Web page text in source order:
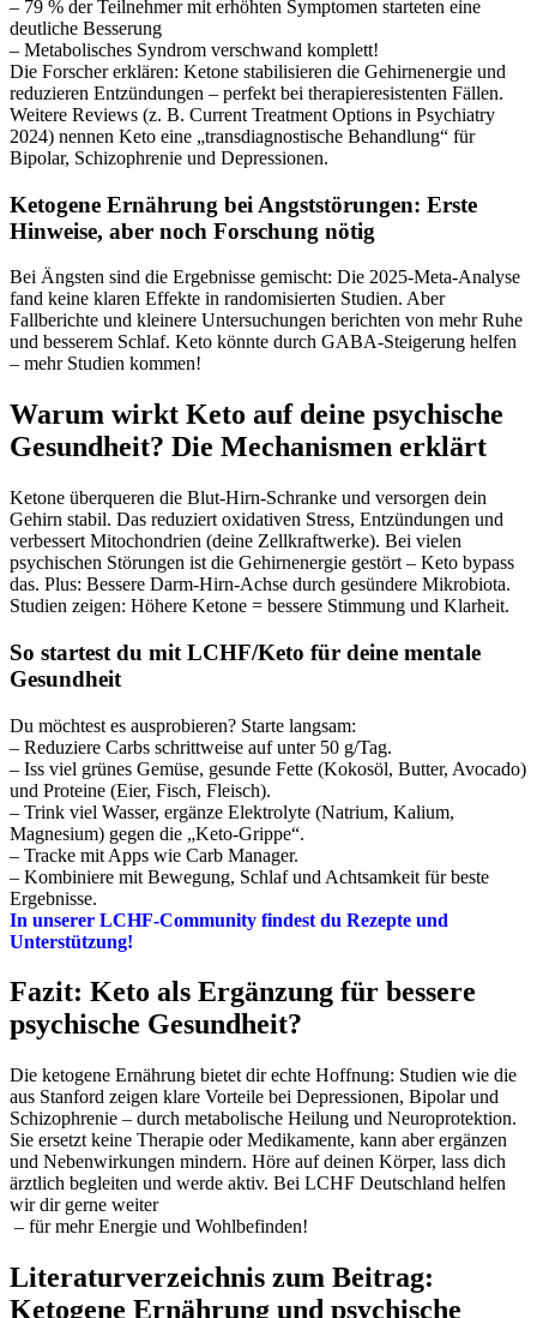
– 79 % der Teilnehmer mit erhöhten Symptomen starteten eine
deutliche Besserung
– Metabolisches Syndrom verschwand komplett!
Die Forscher erklären: Ketone stabilisieren die Gehirnenergie und
reduzieren Entzündungen – perfekt bei therapieresistenten Fällen.
Weitere Reviews (z. B. Current Treatment Options in Psychiatry
2024) nennen Keto eine „transdiagnostische Behandlung“ für
Bipolar, Schizophrenie und Depressionen.
Ketogene Ernährung bei Angststörungen: Erste
Hinweise, aber noch Forschung nötig
Bei Ängsten sind die Ergebnisse gemischt: Die 2025-Meta-Analyse
fand keine klaren Effekte in randomisierten Studien. Aber
Fallberichte und kleinere Untersuchungen berichten von mehr Ruhe
und besserem Schlaf. Keto könnte durch GABA-Steigerung helfen
– mehr Studien kommen!
Warum wirkt Keto auf deine psychische
Gesundheit? Die Mechanismen erklärt
Ketone überqueren die Blut-Hirn-Schranke und versorgen dein
Gehirn stabil. Das reduziert oxidativen Stress, Entzündungen und
verbessert Mitochondrien (deine Zellkraftwerke). Bei vielen
psychischen Störungen ist die Gehirnenergie gestört – Keto bypass
das. Plus: Bessere Darm-Hirn-Achse durch gesündere Mikrobiota.
Studien zeigen: Höhere Ketone = bessere Stimmung und Klarheit.
So startest du mit LCHF/Keto für deine mentale
Gesundheit
Du möchtest es ausprobieren? Starte langsam:
– Reduziere Carbs schrittweise auf unter 50 g/Tag.
– Iss viel grünes Gemüse, gesunde Fette (Kokosöl, Butter, Avocado)
und Proteine (Eier, Fisch, Fleisch).
– Trink viel Wasser, ergänze Elektrolyte (Natrium, Kalium,
Magnesium) gegen die „Keto-Grippe“.
– Tracke mit Apps wie Carb Manager.
– Kombiniere mit Bewegung, Schlaf und Achtsamkeit für beste
Ergebnisse.
In unserer LCHF-Community findest du Rezepte und
Unterstützung!
Fazit: Keto als Ergänzung für bessere
psychische Gesundheit?
Die ketogene Ernährung bietet dir echte Hoffnung: Studien wie die
aus Stanford zeigen klare Vorteile bei Depressionen, Bipolar und
Schizophrenie – durch metabolische Heilung und Neuroprotektion.
Sie ersetzt keine Therapie oder Medikamente, kann aber ergänzen
und Nebenwirkungen mindern. Höre auf deinen Körper, lass dich
ärztlich begleiten und werde aktiv. Bei LCHF Deutschland helfen
wir dir gerne weiter
– für mehr Energie und Wohlbefinden!
Literaturverzeichnis zum Beitrag:
Ketogene Ernährung und psychische